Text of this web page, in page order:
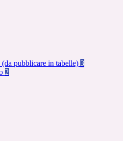
pubblicare in tabelle) 3
2